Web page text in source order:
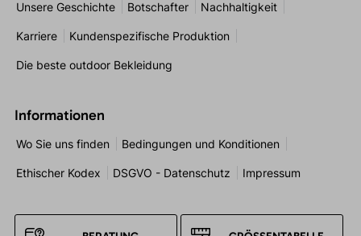
Unsere Geschichte Botschafter Nachhaltigkeit
Karriere Kundenspezifische Produktion
Die beste outdoor Bekleidung
Informationen
Wo Sie uns finden Bedingungen und Konditionen
Ethischer Kodex DSGVO - Datenschutz Impressum